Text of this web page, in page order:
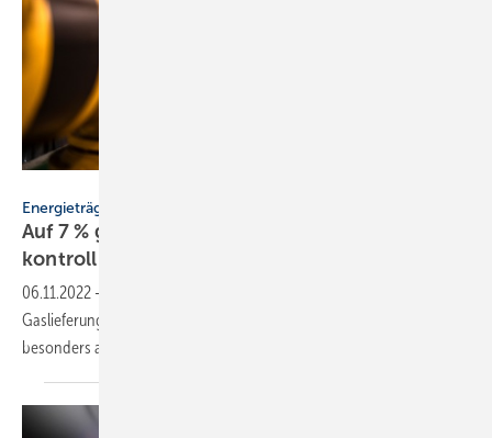
Energieträger
Auf 7 % gesenkte MwSt. bei Gasrechnungen
kontrollieren
06.11.2022 -
Gaslieferungen 7 % statt bisher 19 %. Worauf Gaskunden nun
besonders achten